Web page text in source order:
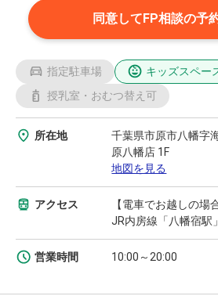
同意してFP相談の予
指定駐車場
キッズスペー
授乳室・おむつ替え可
所在地
千葉県市原市八幡字
原八幡店 1F
地図を見る
アクセス
【電車でお越しの場
JR内房線「八幡宿駅
営業時間 10:00～20:00